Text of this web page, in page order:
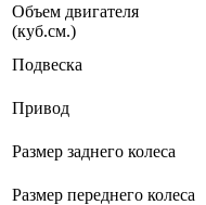
Объем двигателя
(куб.см.)
Подвеска
Привод
Размер заднего колеса
Размер переднего колеса